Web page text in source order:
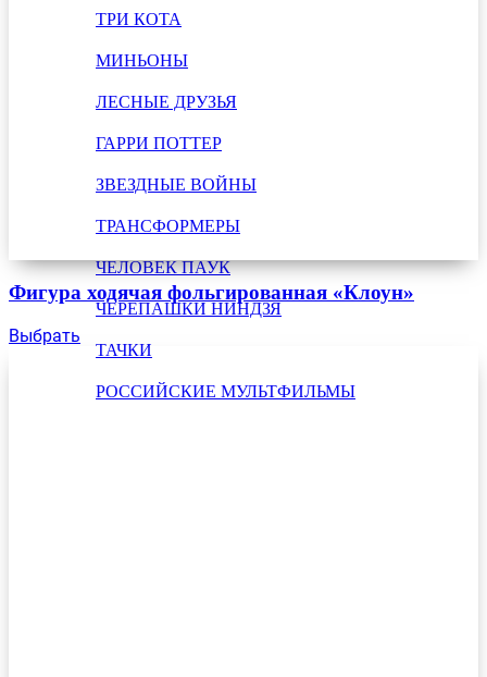
ТРИ КОТА
МИНЬОНЫ
ЛЕСНЫЕ ДРУЗЬЯ
ГАРРИ ПОТТЕР
ЗВЕЗДНЫЕ ВОЙНЫ
ТРАНСФОРМЕРЫ
ЧЕЛОВЕК ПАУК
ЧЕРЕПАШКИ НИНДЗЯ
ТАЧКИ
РОССИЙСКИЕ МУЛЬТФИЛЬМЫ
Фигура ходячая фольгированная «Клоун»
Выбрать